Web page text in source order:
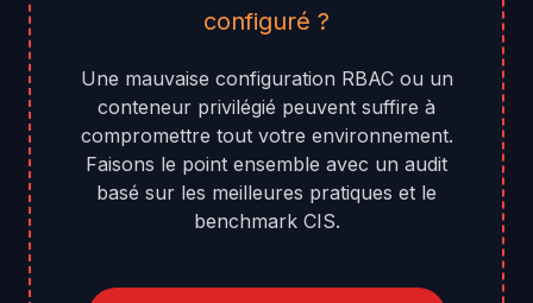
configuré ?
Une mauvaise configuration RBAC ou un
conteneur privilégié peuvent suffire à
compromettre tout votre environnement.
Faisons le point ensemble avec un audit
basé sur les meilleures pratiques et le
benchmark CIS.